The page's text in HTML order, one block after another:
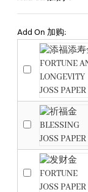
Add On 加购: